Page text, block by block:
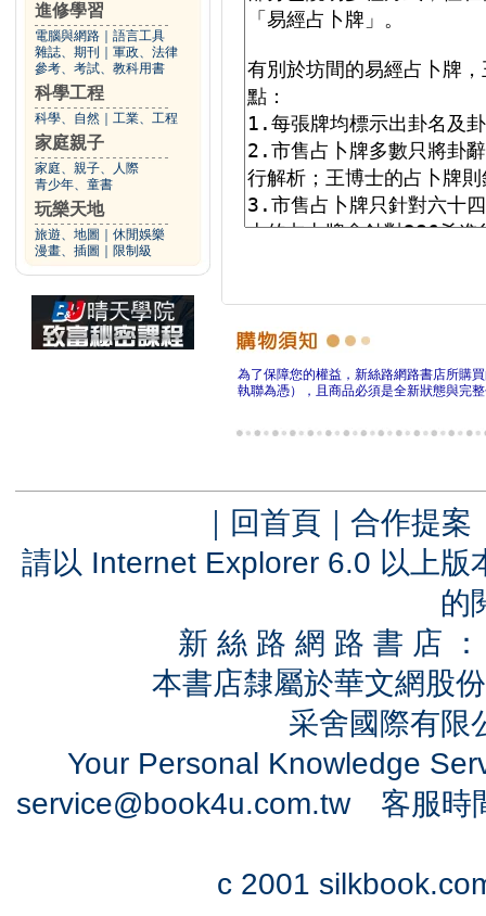
進修學習
電腦與網路
語言工具
雜誌、期刊
軍政、法律
參考、考試、教科用書
科學工程
科學、自然 工業、工程
家庭親子
家庭、親子、人際
青少年、童書
玩樂天地
旅遊、地圖
休閒娛樂
漫畫、插圖
限制級
為了保障您的權益，新絲路網路書店所購
執聯為憑），且商品必須是全新狀態與完
｜ 回首頁 ｜ 合作提案
請以 Internet Explorer 6.0 以上
的
新 絲 路 網 路 書 店
本書店隸屬於華文網股
采舍國際有
Your Personal Knowledge
service@book4u.com.tw客服時
c 2001